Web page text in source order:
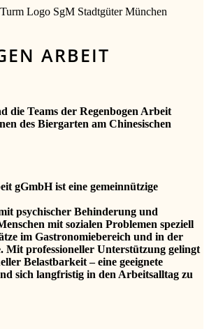
ARBEIT
die Teams der Regenbogen Arbeit
des Biergarten am Chinesischen
gGmbH ist eine gemeinnützige
psychischer Behinderung und
mit sozialen Problemen speziell
im Gastronomiebereich und in der
Mit professioneller Unterstützung gelingt
Belastbarkeit – eine geeignete
sich langfristig in den Arbeitsalltag zu